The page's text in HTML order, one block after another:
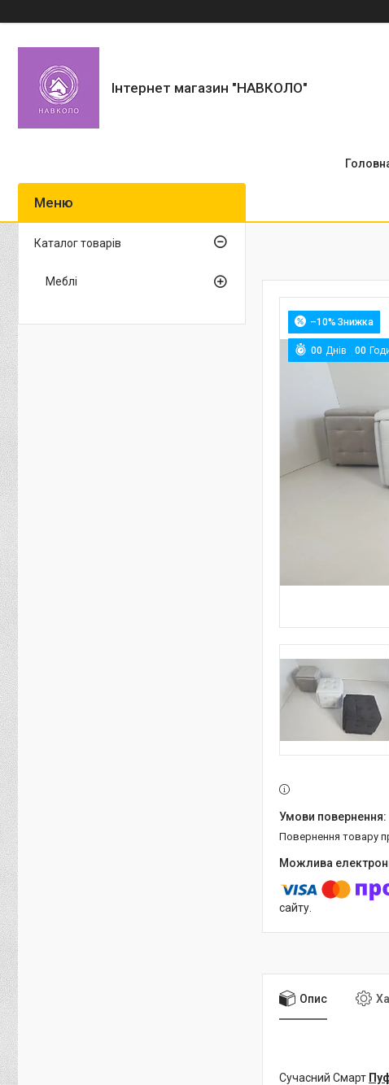
Інтернет магазин "НАВКОЛО"
–10%
00 Днів 00
повернення товару
сайту.
Опис
Сучасний Смарт
Каталог товарів
Меблі